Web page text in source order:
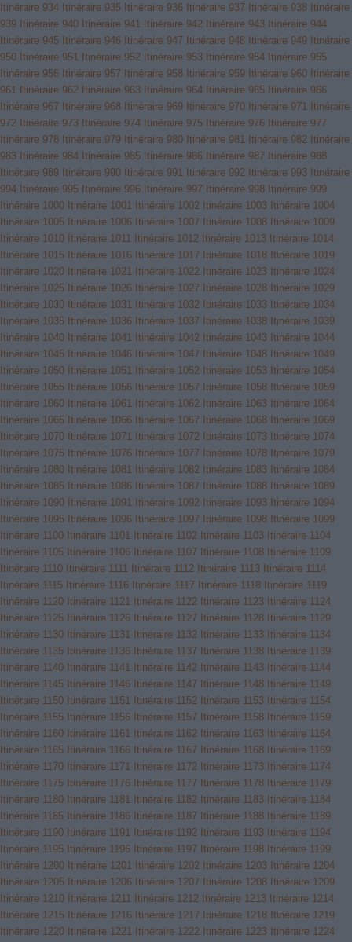
Itinéraire 934 Itinéraire 935 Itinéraire 936 Itinéraire 937 Itinéraire 938 Itinéraire
939 Itinéraire 940 Itinéraire 941 Itinéraire 942 Itinéraire 943 Itinéraire 944
Itinéraire 945 Itinéraire 946 Itinéraire 947 Itinéraire 948 Itinéraire 949 Itinéraire
950 Itinéraire 951 Itinéraire 952 Itinéraire 953 Itinéraire 954 Itinéraire 955
Itinéraire 956 Itinéraire 957 Itinéraire 958 Itinéraire 959 Itinéraire 960 Itinéraire
961 Itinéraire 962 Itinéraire 963 Itinéraire 964 Itinéraire 965 Itinéraire 966
Itinéraire 967 Itinéraire 968 Itinéraire 969 Itinéraire 970 Itinéraire 971 Itinéraire
972 Itinéraire 973 Itinéraire 974 Itinéraire 975 Itinéraire 976 Itinéraire 977
Itinéraire 978 Itinéraire 979 Itinéraire 980 Itinéraire 981 Itinéraire 982 Itinéraire
983 Itinéraire 984 Itinéraire 985 Itinéraire 986 Itinéraire 987 Itinéraire 988
Itinéraire 989 Itinéraire 990 Itinéraire 991 Itinéraire 992 Itinéraire 993 Itinéraire
994 Itinéraire 995 Itinéraire 996 Itinéraire 997 Itinéraire 998 Itinéraire 999
Itinéraire 1000 Itinéraire 1001 Itinéraire 1002 Itinéraire 1003 Itinéraire 1004
Itinéraire 1005 Itinéraire 1006 Itinéraire 1007 Itinéraire 1008 Itinéraire 1009
Itinéraire 1010 Itinéraire 1011 Itinéraire 1012 Itinéraire 1013 Itinéraire 1014
Itinéraire 1015 Itinéraire 1016 Itinéraire 1017 Itinéraire 1018 Itinéraire 1019
Itinéraire 1020 Itinéraire 1021 Itinéraire 1022 Itinéraire 1023 Itinéraire 1024
Itinéraire 1025 Itinéraire 1026 Itinéraire 1027 Itinéraire 1028 Itinéraire 1029
Itinéraire 1030 Itinéraire 1031 Itinéraire 1032 Itinéraire 1033 Itinéraire 1034
Itinéraire 1035 Itinéraire 1036 Itinéraire 1037 Itinéraire 1038 Itinéraire 1039
Itinéraire 1040 Itinéraire 1041 Itinéraire 1042 Itinéraire 1043 Itinéraire 1044
Itinéraire 1045 Itinéraire 1046 Itinéraire 1047 Itinéraire 1048 Itinéraire 1049
Itinéraire 1050 Itinéraire 1051 Itinéraire 1052 Itinéraire 1053 Itinéraire 1054
Itinéraire 1055 Itinéraire 1056 Itinéraire 1057 Itinéraire 1058 Itinéraire 1059
Itinéraire 1060 Itinéraire 1061 Itinéraire 1062 Itinéraire 1063 Itinéraire 1064
Itinéraire 1065 Itinéraire 1066 Itinéraire 1067 Itinéraire 1068 Itinéraire 1069
Itinéraire 1070 Itinéraire 1071 Itinéraire 1072 Itinéraire 1073 Itinéraire 1074
Itinéraire 1075 Itinéraire 1076 Itinéraire 1077 Itinéraire 1078 Itinéraire 1079
Itinéraire 1080 Itinéraire 1081 Itinéraire 1082 Itinéraire 1083 Itinéraire 1084
Itinéraire 1085 Itinéraire 1086 Itinéraire 1087 Itinéraire 1088 Itinéraire 1089
Itinéraire 1090 Itinéraire 1091 Itinéraire 1092 Itinéraire 1093 Itinéraire 1094
Itinéraire 1095 Itinéraire 1096 Itinéraire 1097 Itinéraire 1098 Itinéraire 1099
Itinéraire 1100 Itinéraire 1101 Itinéraire 1102 Itinéraire 1103 Itinéraire 1104
Itinéraire 1105 Itinéraire 1106 Itinéraire 1107 Itinéraire 1108 Itinéraire 1109
Itinéraire 1110 Itinéraire 1111 Itinéraire 1112 Itinéraire 1113 Itinéraire 1114
Itinéraire 1115 Itinéraire 1116 Itinéraire 1117 Itinéraire 1118 Itinéraire 1119
Itinéraire 1120 Itinéraire 1121 Itinéraire 1122 Itinéraire 1123 Itinéraire 1124
Itinéraire 1125 Itinéraire 1126 Itinéraire 1127 Itinéraire 1128 Itinéraire 1129
Itinéraire 1130 Itinéraire 1131 Itinéraire 1132 Itinéraire 1133 Itinéraire 1134
Itinéraire 1135 Itinéraire 1136 Itinéraire 1137 Itinéraire 1138 Itinéraire 1139
Itinéraire 1140 Itinéraire 1141 Itinéraire 1142 Itinéraire 1143 Itinéraire 1144
Itinéraire 1145 Itinéraire 1146 Itinéraire 1147 Itinéraire 1148 Itinéraire 1149
Itinéraire 1150 Itinéraire 1151 Itinéraire 1152 Itinéraire 1153 Itinéraire 1154
Itinéraire 1155 Itinéraire 1156 Itinéraire 1157 Itinéraire 1158 Itinéraire 1159
Itinéraire 1160 Itinéraire 1161 Itinéraire 1162 Itinéraire 1163 Itinéraire 1164
Itinéraire 1165 Itinéraire 1166 Itinéraire 1167 Itinéraire 1168 Itinéraire 1169
Itinéraire 1170 Itinéraire 1171 Itinéraire 1172 Itinéraire 1173 Itinéraire 1174
Itinéraire 1175 Itinéraire 1176 Itinéraire 1177 Itinéraire 1178 Itinéraire 1179
Itinéraire 1180 Itinéraire 1181 Itinéraire 1182 Itinéraire 1183 Itinéraire 1184
Itinéraire 1185 Itinéraire 1186 Itinéraire 1187 Itinéraire 1188 Itinéraire 1189
Itinéraire 1190 Itinéraire 1191 Itinéraire 1192 Itinéraire 1193 Itinéraire 1194
Itinéraire 1195 Itinéraire 1196 Itinéraire 1197 Itinéraire 1198 Itinéraire 1199
Itinéraire 1200 Itinéraire 1201 Itinéraire 1202 Itinéraire 1203 Itinéraire 1204
Itinéraire 1205 Itinéraire 1206 Itinéraire 1207 Itinéraire 1208 Itinéraire 1209
Itinéraire 1210 Itinéraire 1211 Itinéraire 1212 Itinéraire 1213 Itinéraire 1214
Itinéraire 1215 Itinéraire 1216 Itinéraire 1217 Itinéraire 1218 Itinéraire 1219
Itinéraire 1220 Itinéraire 1221 Itinéraire 1222 Itinéraire 1223 Itinéraire 1224